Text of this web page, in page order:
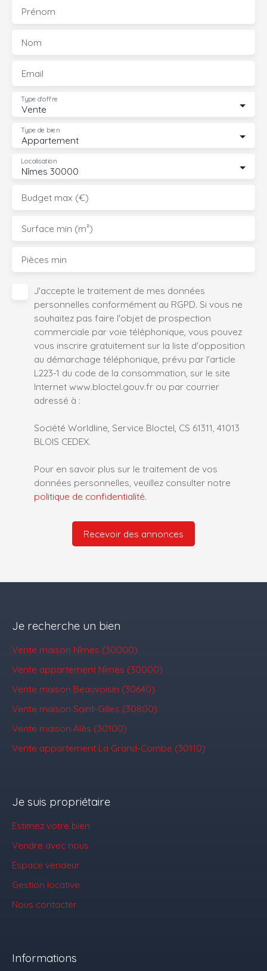
Prénom
Nom
Email
Vente
Type d'offre
Appartement
Type de bien
Nîmes 30000
Localisation
Budget max (€)
Surface min (m²)
Pièces min
J'accepte le traitement de mes données
personnelles conformément au RGPD. Si vous ne
souhaitez pas faire l'objet de prospection
commerciale par voie téléphonique, vous pouvez
vous inscrire gratuitement sur la liste d'opposition
au démarchage téléphonique, prévu par l'article
L223-1 du code de la consommation, sur le site
Internet www.bloctel.gouv.fr ou par courrier
adressé à :
Société Worldline, Service Bloctel, CS 61311, 41013
BLOIS CEDEX.
Pour en savoir plus sur le traitement de vos
données personnelles, veuillez consulter notre
politique de confidentialité.
Recevoir des annonces
Je recherche un bien
Vente maison Nîmes (30000)
Vente appartement Nîmes (30000)
Vente maison Beauvoisin (30640)
Vente maison Saint-Gilles (30800)
Vente maison Alès (30100)
Vente appartement La Grand-Combe (30110)
Je suis propriétaire
Estimez votre bien
Vendre avec nous
Espace vendeur
Gestion locative
Nous contacter
Informations